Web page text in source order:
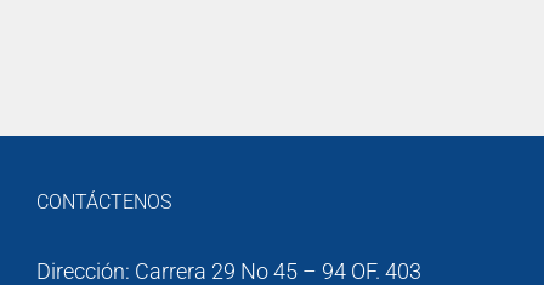
CONTÁCTENOS
Dirección: Carrera 29 No 45 – 94 OF. 403